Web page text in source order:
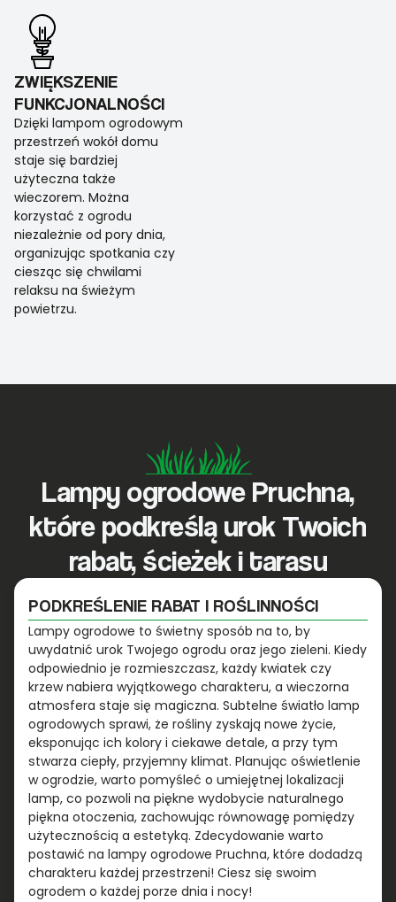
ZWIĘKSZENIE
FUNKCJONALNOŚCI
Dzięki lampom ogrodowym
przestrzeń wokół domu
staje się bardziej
użyteczna także
wieczorem. Można
korzystać z ogrodu
niezależnie od pory dnia,
organizując spotkania czy
ciesząc się chwilami
relaksu na świeżym
powietrzu.
Lampy ogrodowe Pruchna,
które podkreślą urok Twoich
rabat, ścieżek i tarasu
PODKREŚLENIE RABAT I ROŚLINNOŚCI
Lampy ogrodowe to świetny sposób na to, by
uwydatnić urok Twojego ogrodu oraz jego zieleni. Kiedy
odpowiednio je rozmieszczasz, każdy kwiatek czy
krzew nabiera wyjątkowego charakteru, a wieczorna
atmosfera staje się magiczna. Subtelne światło lamp
ogrodowych sprawi, że rośliny zyskają nowe życie,
eksponując ich kolory i ciekawe detale, a przy tym
stwarza ciepły, przyjemny klimat. Planując oświetlenie
w ogrodzie, warto pomyśleć o umiejętnej lokalizacji
lamp, co pozwoli na piękne wydobycie naturalnego
piękna otoczenia, zachowując równowagę pomiędzy
użytecznością a estetyką. Zdecydowanie warto
postawić na lampy ogrodowe Pruchna, które dodadzą
charakteru każdej przestrzeni! Ciesz się swoim
ogrodem o każdej porze dnia i nocy!